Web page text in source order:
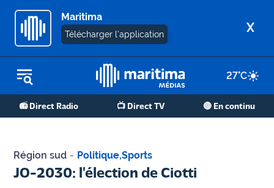
Maritima
Télécharger l'application X
27°C
📻 Direct Radio 📺 Direct TV 🔴 En continu
REPLAY RADIO
REPLAY TV
Martigues
Région sud - Politique,Sports
JO-2030: l'élection de Ciotti